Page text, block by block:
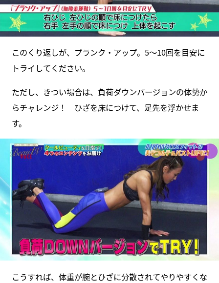
このくり返しが、プランク・アップ。5～10回を目安に
トライしてください。
ただし、きつい場合は、負荷ダウンバージョンの体勢か
らチャレンジ！ ひざを床につけて、足先を浮かせま
す。
こうすれば、体重が腕とひざに分散されてやりやすくな